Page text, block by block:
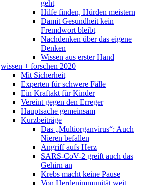
geht
Hilfe finden, Hürden meistern
Damit Gesundheit kein
Fremdwort bleibt
Nachdenken über das eigene
Denken
Wissen aus erster Hand
wissen + forschen 2020
Mit Sicherheit
Experten für schwere Fälle
Ein Kraftakt für Kinder
Vereint gegen den Erreger
Hauptsache gemeinsam
Kurzbeiträge
Das „Multiorganvirus“: Auch
Nieren befallen
Angriff aufs Herz
SARS-CoV-2 greift auch das
Gehirn an
Krebs macht keine Pause
Von Herdenimmunität weit